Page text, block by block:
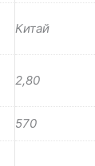
Китай
2,80
570